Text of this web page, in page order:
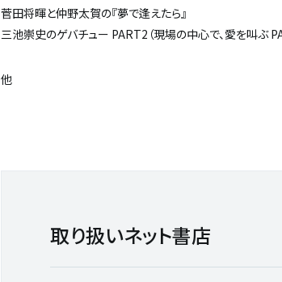
菅田将暉と仲野太賀の『夢で逢えたら』
三池崇史のゲバチュー PART2 （現場の中心で、愛を叫ぶ
他
取り扱いネット書店